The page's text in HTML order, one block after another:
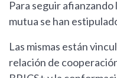
Para seguir
mutua se han
Las mismas están
relación de